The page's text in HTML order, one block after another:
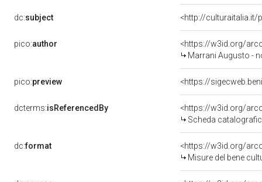
dc:subject <http://culturaitalia.it/
pico:author
<https://w3id.org/
Marrani Augusto -
pico:preview <https://
dcterms:isReferencedBy
<https://w3id.org/
Scheda
dc:format
<https://w3id.org/
Misure del bene